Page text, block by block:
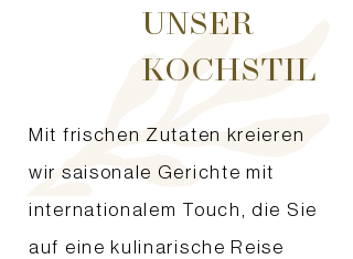
Mit frischen Zutaten kreieren
wir saisonale Gerichte mit
internationalem Touch, die Sie
auf eine kulinarische Reise
UNSER
KOCHSTIL